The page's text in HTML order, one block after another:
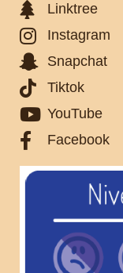
Linktree
Instagram
Snapchat
Tiktok
YouTube
Facebook